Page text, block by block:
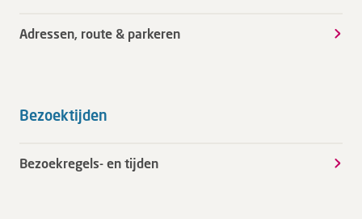
Adressen, route & parkeren
Bezoektijden
Bezoekregels- en tijden